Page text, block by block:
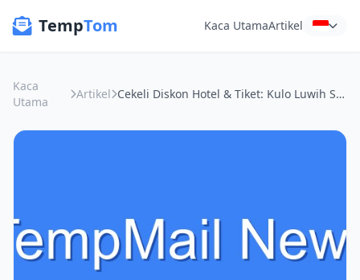
TempTom Kaca UtamaArtikel
Kaca
Utama
Artikel Cekeli Diskon Hotel & Tiket: Kulo Luwih Seneng "Email 15 Menit" Tinimbang Nglakoni Spam!